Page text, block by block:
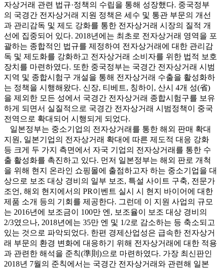
자상거래 관련 법규·정책의 수립을 통해 성장했다. 중국정부
의 국경간 전자상거래 지원 정책은 세수 및 통관 부문의 개선
과 관리감독 및 제도 강화를 통한 전자상거래 시장의 질적 개
선에 집중되어 있다. 2018년에는 최초로 전자상거래 영역을 포
괄하는 종합적인 법규를 제정하여 전자상거래에 대한 관리감
독 및 제도화를 강화하고 전자상거래 소비자를 위한 법적 보호
장치를 마련하였다. 또한 중국정부는 국경간 전자상거래 시범
지역 및 종합시험구 개설을 통해 전자상거래 수출을 활성화하
는 정책을 시행해왔다. 신장, 티베트, 칭하이, 산시 4개 성(省)
을 제외한 모든 성에서 국경간 전자상거래 종합시험구를 보유
하게 되면서 실질적으로 국경간 전자상거래 시범정책이 중국
전역으로 확대되어 시행되게 되었다.
일본정부는 중소기업의 전자상거래를 통한 해외 판매 확대
지원, 일본기업의 전자상거래 확대에 따른 제도적 대응 강화
등 크게 두 가지 측면에서 자국 기업의 전자상거래를 통한 수
출 활성화를 촉진하고 있다. 먼저 일본정부는 해외 판로 개척
을 위해 현지 온라인 쇼핑몰에 출점하고자 하는 중소기업을 대
상으로 보조 대상 경비의 일부 보조, 특설 사이트 구축, 전문가
조언, 해외 현지에서의 PR이벤트 실시 시 현지 바이어에 대한
제품 소개 등의 기회를 제공한다. 그런데 이 지원 사업의 규모
는 2016년에 보조금이 100만 엔, 보조율이 보조 대상 경비의
2/3였으나, 2018년에는 35만 엔 및 1/2로 감소하는 등 축소되고
있는 것으로 파악되었다. 한편 경제산업성은 급속한 전자상거
래 부문의 환경 변화에 대응하기 위해 전자상거래에 대한 적용
과 관련한 해석을 준칙(準則)으로 마련하였다. 가장 최신판인
2018년 7월의 준칙에서는 국경간 전자상거래와 관련해 일본